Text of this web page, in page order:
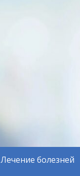
Лечение болезней